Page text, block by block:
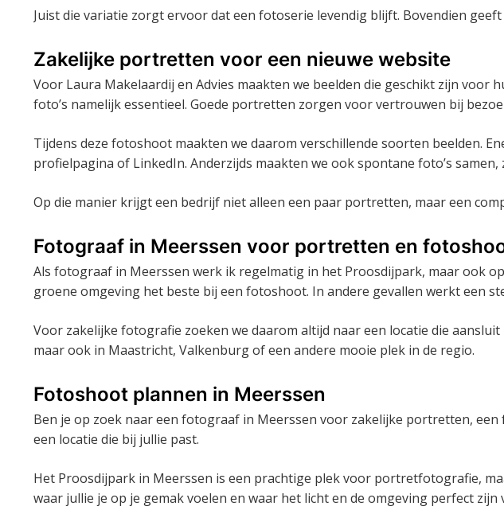
Juist die variatie zorgt ervoor dat een fotoserie levendig blijft. Bovendien
Zakelijke portretten voor een nieuwe website
Voor Laura Makelaardij en Advies maakten we beelden die geschikt zijn
foto’s namelijk essentieel. Goede portretten zorgen voor vertrouwen bij
Tijdens deze fotoshoot maakten we daarom verschillende soorten beelden.
profielpagina of LinkedIn. Anderzijds maakten we ook spontane foto’s
Op die manier krijgt een bedrijf niet alleen een paar portretten, maar een
Fotograaf in Meerssen voor portretten en
Als fotograaf in Meerssen werk ik regelmatig in het Proosdijpark, maar ook
groene omgeving het beste bij een fotoshoot. In andere gevallen werkt een
Voor zakelijke fotografie zoeken we daarom altijd naar een locatie die
maar ook in Maastricht, Valkenburg of een andere mooie plek in de regio.
Fotoshoot plannen in Meerssen
Ben je op zoek naar een fotograaf in Meerssen voor zakelijke portretten,
een locatie die bij jullie past.
Het Proosdijpark in Meerssen is een prachtige plek voor portretfotografie,
waar jullie je op je gemak voelen en waar het licht en de omgeving perfect